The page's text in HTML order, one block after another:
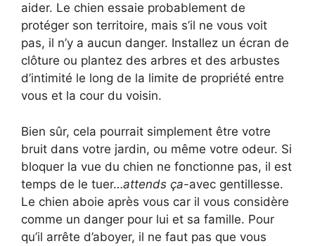
aider. Le chien essaie probablement de
protéger son territoire, mais s’il ne vous voit
pas, il n’y a aucun danger. Installez un écran de
clôture ou plantez des arbres et des arbustes
d’intimité le long de la limite de propriété entre
vous et la cour du voisin.
Bien sûr, cela pourrait simplement être votre
bruit dans votre jardin, ou même votre odeur. Si
bloquer la vue du chien ne fonctionne pas, il est
temps de le tuer…attends ça-avec gentillesse.
Le chien aboie après vous car il vous considère
comme un danger pour lui et sa famille. Pour
qu’il arrête d’aboyer, il ne faut pas que vous